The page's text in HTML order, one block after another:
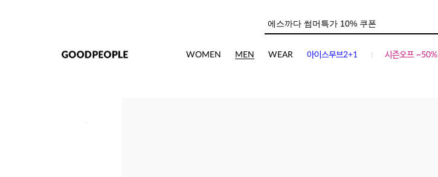
WOMEN MEN WEAR 아이스무브2+1 시즌오프 ~50%